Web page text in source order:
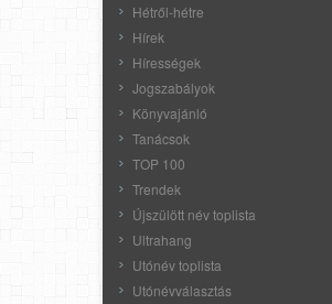
Hétről-hétre
Hírek
Hírességek
Jogszabályok
Könyvajánló
Tanácsok
TOP 100
Trendek
Újszülött név toplista
Ultrahang
Utónév toplista
Utónévválasztás